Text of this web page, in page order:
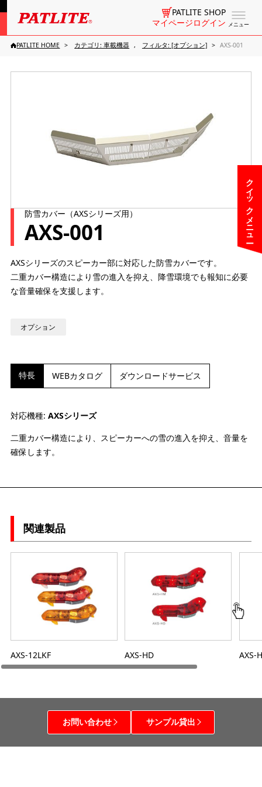
メニュー
PATLITE SHOP
マイページログイン
クイックメニュー
PATLITE HOME カテゴリ: 車載機器 フィルタ: [オプション] AXS-001
防雪カバー（AXSシリーズ用）
AXS-001
AXSシリーズのスピーカー部に対応した防雪カバーです。
二重カバー構造により雪の進入を抑え、降雪環境でも報知に必要
な音量確保を支援します。
オプション
特長 WEBカタログ ダウンロードサービス
対応機種: AXSシリーズ
二重カバー構造により、スピーカーへの雪の進入を抑え、音量を
確保します。
関連製品
AXS-12LKF AXS-HD AXS-
お問い合わせ サンプル貸出